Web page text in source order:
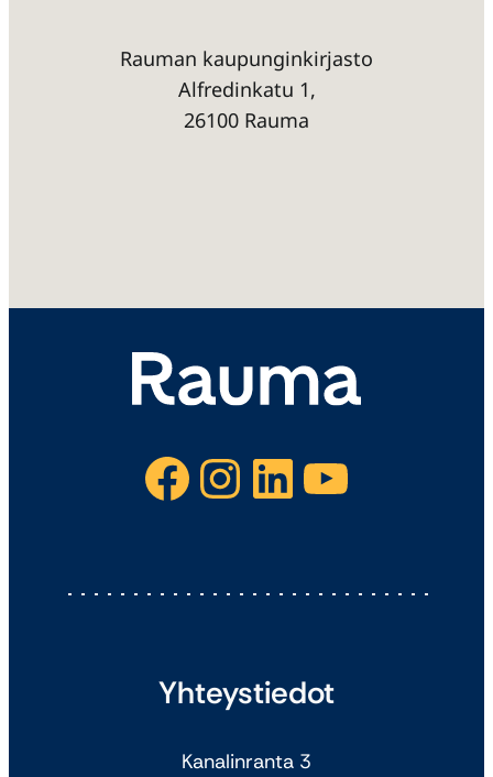
Rauman kaupunginkirjasto
Alfredinkatu 1,
26100 Rauma
Facebook Instagram LinkedIn YouTube
Yhteystiedot
Kanalinranta 3